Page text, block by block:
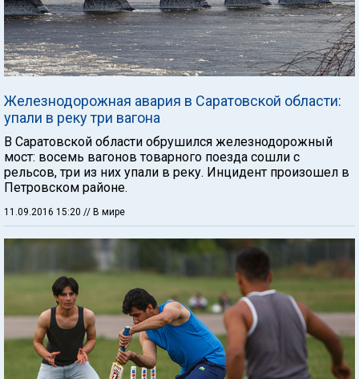
Железнодорожная авария в Саратовской области:
упали в реку три вагона
В Саратовской области обрушился железнодорожный
мост: восемь вагонов товарного поезда сошли с
рельсов, три из них упали в реку. Инцидент произошел в
Петровском районе.
11.09.2016 15:20 // В мире